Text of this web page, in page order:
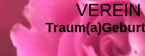
VEREIN